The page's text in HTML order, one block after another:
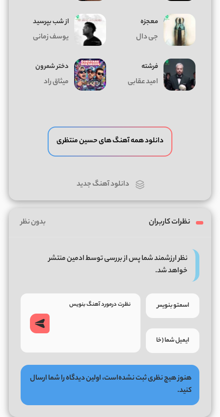
معجزه
جی دال
از شب بپرسید
یوسف زمانی
فرشته
امید عقابی
دختر شمرون
میثاق راد
دانلود همه آهنگ های حسین منتظری
دانلود آهنگ جدید
نظرات کاربران بدون نظر
نظر ارزشمند شما پس از بررسی توسط ادمین منتشر
خواهد شد.
هنوز هیچ نظری ثبت نشده‌است، اولین دیدگاه را شما ارسال
کنید.